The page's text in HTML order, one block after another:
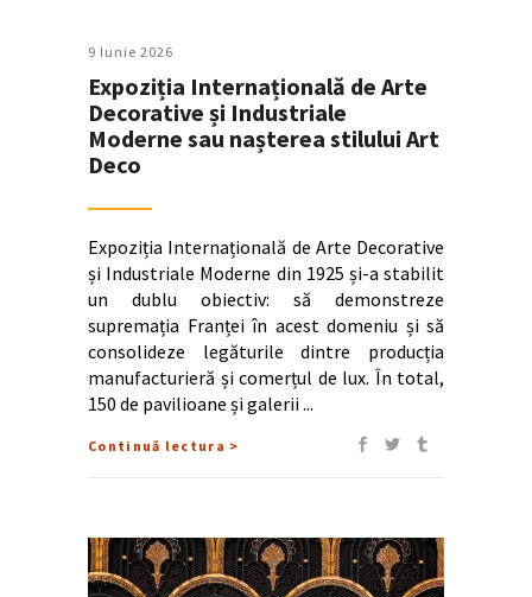
9 Iunie 2026
Expoziția Internațională de Arte
Decorative și Industriale
Moderne sau nașterea stilului Art
Deco
Expoziția Internațională de Arte Decorative
și Industriale Moderne din 1925 și-a stabilit
un dublu obiectiv: să demonstreze
supremația Franței în acest domeniu și să
consolideze legăturile dintre producția
manufacturieră și comerțul de lux. În total,
150 de pavilioane și galerii
Continuă lectura >